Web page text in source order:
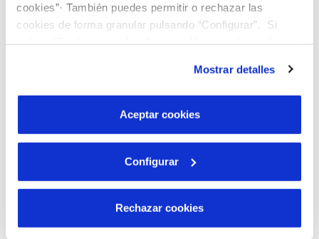
cookies”· También puedes permitir o rechazar las
cookies de forma granular pulsando “Configurar”. Si
son indispensables para que el sitio web funcione y que
por tanto no se pueden desactivar. Puedes consultar
más información en nuestraPolítica de Cookies
Mostrar detalles
Aceptar cookies
Configurar
Rechazar cookies
Serveis basats en l’anticipació.
El nostre model ha estat reconegut amb el premi
"Servei d’Atenció al Client de l’Any" de Sotto
Tempo, destacant la qualitat i la proximitat en
Resiliència hídrica i sostenibilitat